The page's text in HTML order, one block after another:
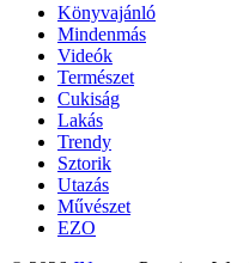
Könyvajánló
Mindenmás
Videók
Természet
Cukiság
Lakás
Trendy
Sztorik
Utazás
Művészet
EZO